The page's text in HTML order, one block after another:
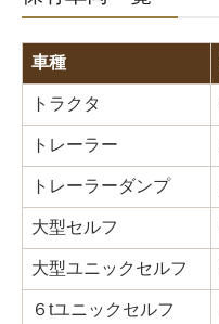
車種
トラクタ
トレーラー
トレーラーダンプ
大型セルフ
大型ユニックセルフ
６tユニックセルフ